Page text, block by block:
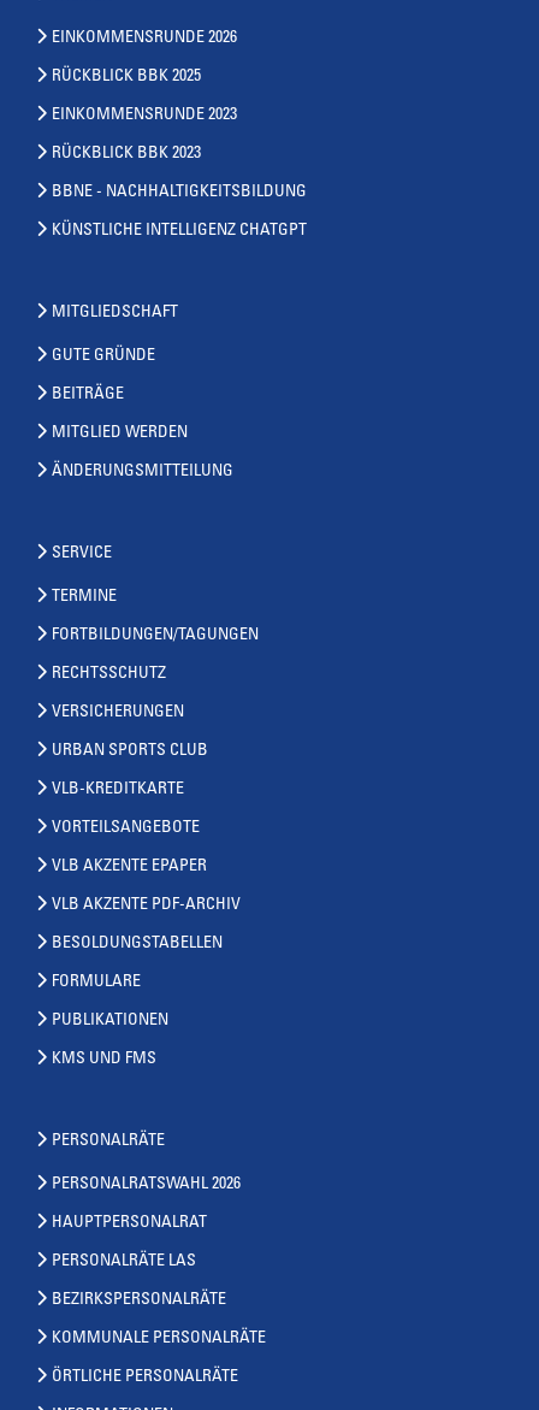
EINKOMMENSRUNDE 2026
RÜCKBLICK BBK 2025
EINKOMMENSRUNDE 2023
RÜCKBLICK BBK 2023
BBNE - NACHHALTIGKEITSBILDUNG
KÜNSTLICHE INTELLIGENZ CHATGPT
MITGLIEDSCHAFT
GUTE GRÜNDE
BEITRÄGE
MITGLIED WERDEN
ÄNDERUNGSMITTEILUNG
SERVICE
TERMINE
FORTBILDUNGEN/TAGUNGEN
RECHTSSCHUTZ
VERSICHERUNGEN
URBAN SPORTS CLUB
VLB-KREDITKARTE
VORTEILSANGEBOTE
VLB AKZENTE EPAPER
VLB AKZENTE PDF-ARCHIV
BESOLDUNGSTABELLEN
FORMULARE
PUBLIKATIONEN
KMS UND FMS
PERSONALRÄTE
PERSONALRATSWAHL 2026
HAUPTPERSONALRAT
PERSONALRÄTE LAS
BEZIRKSPERSONALRÄTE
KOMMUNALE PERSONALRÄTE
ÖRTLICHE PERSONALRÄTE